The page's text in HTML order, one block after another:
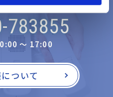
ナヤミハココヘ
783855
〜 17:00
ついて